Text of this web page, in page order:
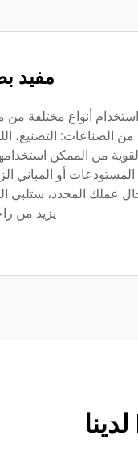
مفيد
من الصناعات: التصنيع،
القوية من الممكن
أو المباني
عملك المحدد، ستلبي
يزيد من